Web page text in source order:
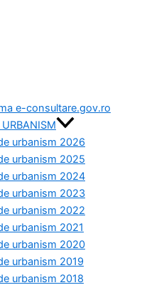
e-consultare.gov.ro
urbanism 2026
urbanism 2025
urbanism 2024
urbanism 2023
urbanism 2022
urbanism 2021
urbanism 2020
urbanism 2019
urbanism 2018